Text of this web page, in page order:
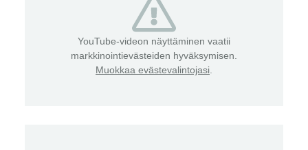
YouTube-videon näyttäminen vaatii
markkinointievästeiden hyväksymisen.
Muokkaa evästevalintojasi